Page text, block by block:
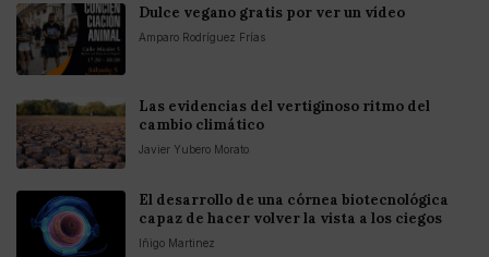
Dulce vegano gratis por ver un vídeo
Amparo Rodríguez Frías
Las evidencias del vertiginoso ritmo del
cambio climático
Javier Yubero Morato
El desarrollo de una córnea biotecnológica
capaz de hacer volver la vista a los ciegos
Iñigo Martinez